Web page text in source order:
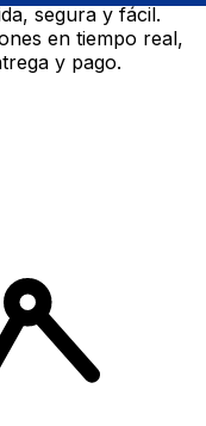
segura y fácil.
en tiempo real,
y pago.